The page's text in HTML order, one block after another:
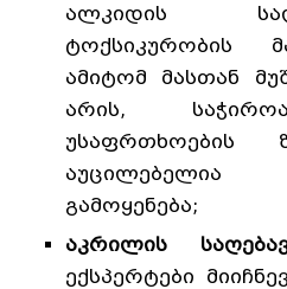
ალკიდის
ტოქსიკურობის
ამიტომ მასთან
არის,
უსაფრთხოების
აუცილებელია
გამოყენება;
აკრილის
ექსპერტები